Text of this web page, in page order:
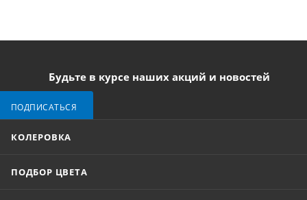
Будьте в курсе наших акций и новостей
ПОДПИСАТЬСЯ
КОЛЕРОВКА
ПОДБОР ЦВЕТА